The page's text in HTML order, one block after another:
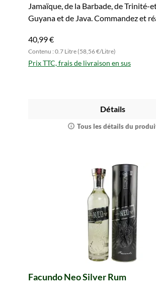
Jamaïque, de la Barbade, de Trinité-
Guyana et de Java. Commandez et
40,99 €
Contenu : 0.7 Litre (58,56 €/Litre)
Prix TTC, frais de livraison en sus
Détails
Tous les détails du
Facundo Neo Silver Rum